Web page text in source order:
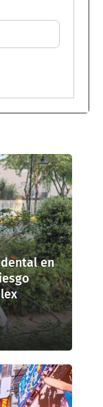
en